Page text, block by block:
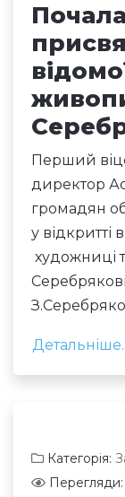
Перший
директор
громадян
у відкритті
художниці
Категорія:
Перегляди: